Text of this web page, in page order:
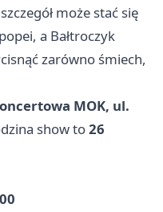
może stać się
a Bałtroczyk
zarówno śmiech,
MOK, ul.
show to26